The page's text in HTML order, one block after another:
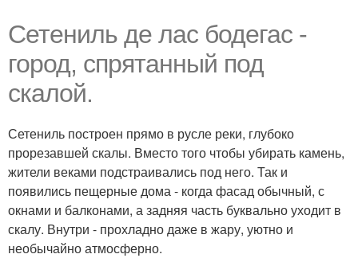
Сетениль де лас бодегас -
город, спрятанный под
скалой.
Сетениль построен прямо в русле реки, глубоко
прорезавшей скалы. Вместо того чтобы убирать камень,
жители веками подстраивались под него. Так и
появились пещерные дома - когда фасад обычный, с
окнами и балконами, а задняя часть буквально уходит в
скалу. Внутри - прохладно даже в жару, уютно и
необычайно атмосферно.